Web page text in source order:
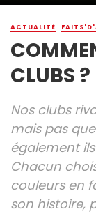
ACTUALITÉ
CLUBS
Nos clubs
mais pas
également
Chacun
couleurs en
son histoire,